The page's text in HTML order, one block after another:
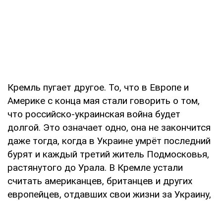
Кремль пугает другое. То, что в Европе и
Америке с конца мая стали говорить о том,
что российско-украинская война будет
долгой. Это означает одно, она не закончится
даже тогда, когда в Украине умрёт последний
бурят и каждый третий житель Подмосковья,
растянутого до Урала. В Кремле устали
считать американцев, британцев и других
европейцев, отдавших свои жизни за Украину,